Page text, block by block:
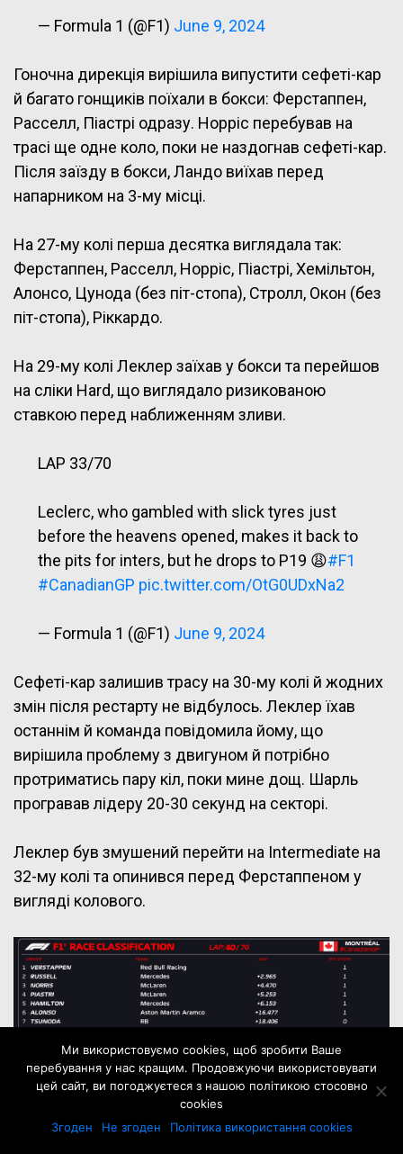
— Formula 1 (@F1) June 9, 2024
Гоночна дирекція вирішила випустити сефеті-кар
й багато гонщиків поїхали в бокси: Ферстаппен,
Расселл, Піастрі одразу. Норріс перебував на
трасі ще одне коло, поки не наздогнав сефеті-кар.
Після заїзду в бокси, Ландо виїхав перед
напарником на 3-му місці.
На 27-му колі перша десятка виглядала так:
Ферстаппен, Расселл, Норріс, Піастрі, Хемільтон,
Алонсо, Цунода (без піт-стопа), Стролл, Окон (без
піт-стопа), Ріккардо.
На 29-му колі Леклер заїхав у бокси та перейшов
на сліки Hard, що виглядало ризикованою
ставкою перед наближенням зливи.
LAP 33/70
Leclerc, who gambled with slick tyres just
before the heavens opened, makes it back to
the pits for inters, but he drops to P19 😩#F1
#CanadianGP pic.twitter.com/OtG0UDxNa2
— Formula 1 (@F1) June 9, 2024
Сефеті-кар залишив трасу на 30-му колі й жодних
змін після рестарту не відбулось. Леклер їхав
останнім й команда повідомила йому, що
вирішила проблему з двигуном й потрібно
протриматись пару кіл, поки мине дощ. Шарль
програвав лідеру 20-30 секунд на секторі.
Леклер був змушений перейти на Intermediate на
32-му колі та опинився перед Ферстаппеном у
вигляді колового.
Ми використовуємо cookies, щоб зробити Ваше
перебування у нас кращим. Продовжуючи використовувати
цей сайт, ви погоджуєтеся з нашою політикою стосовно
cookies
Згоден
Не згоден Політика використання cookies